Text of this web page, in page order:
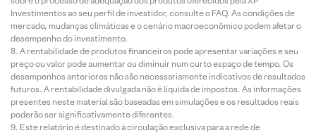
Investimentos ao seu perfil de investidor, consulte o FAQ. As condições de
mercado, mudanças climáticas e o cenário macroeconômico podem afetar o
desempenho do investimento.
A rentabilidade de produtos financeiros pode apresentar variações e seu
preço ou valor pode aumentar ou diminuir num curto espaço de tempo. Os
desempenhos anteriores não são necessariamente indicativos de resultados
futuros. A rentabilidade divulgada não é líquida de impostos. As informações
presentes neste material são baseadas em simulações e os resultados reais
poderão ser significativamente diferentes.
Este relatório é destinado à circulação exclusiva para a rede de